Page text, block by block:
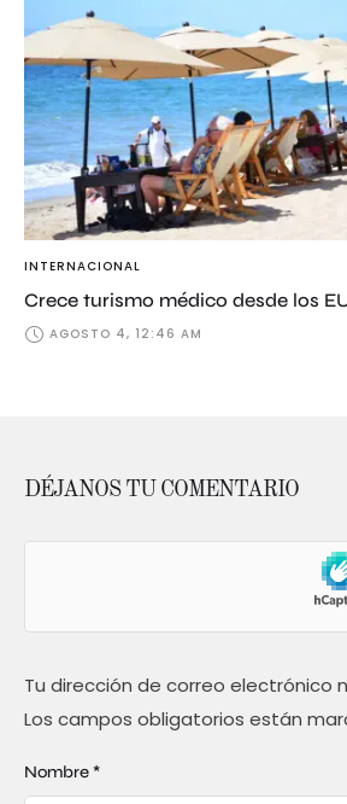
INTERNACIONAL
Crece turismo médico desde los
AGOSTO 4, 12:46 AM
DÉJANOS TU COMENTARIO
Tu dirección de correo electrónico
Los campos obligatorios están
Nombre *